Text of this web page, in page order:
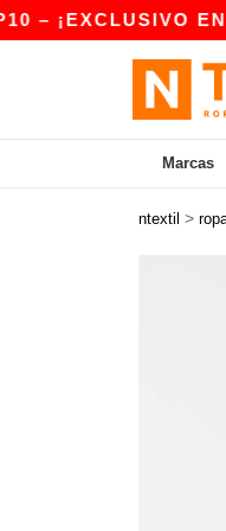
EN LA
Marcas
ntextil >